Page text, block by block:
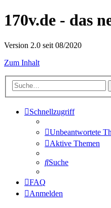
170v.de - das
Version 2.0 seit 08/2020
Zum Inhalt
Schnellzugriff
Unbeantwortete
Aktive Themen
Suche
FAQ
Anmelden